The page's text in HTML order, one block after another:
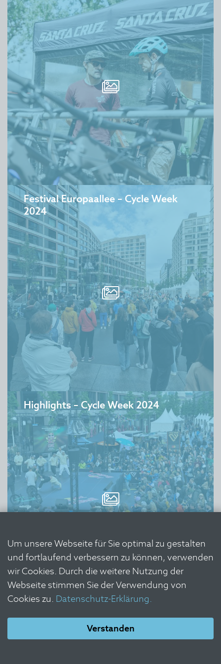
Festival Europaallee – Cycle Week
2024
Highlights – Cycle Week 2024
Um unsere Webseite für Sie optimal zu gestalten
und fortlaufend verbessern zu können, verwenden
wir Cookies. Durch die weitere Nutzung der
Webseite stimmen Sie der Verwendung von
Cookies zu. Datenschutz-Erklärung.
Verstanden